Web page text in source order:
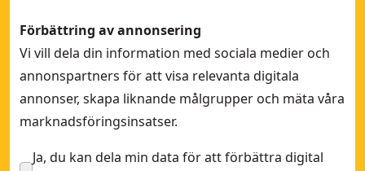
Förbättring av annonsering
Vi vill dela din information med sociala medier och
annonspartners för att visa relevanta digitala
annonser, skapa liknande målgrupper och mäta våra
marknadsföringsinsatser.
Ja, du kan dela min data för att förbättra digital